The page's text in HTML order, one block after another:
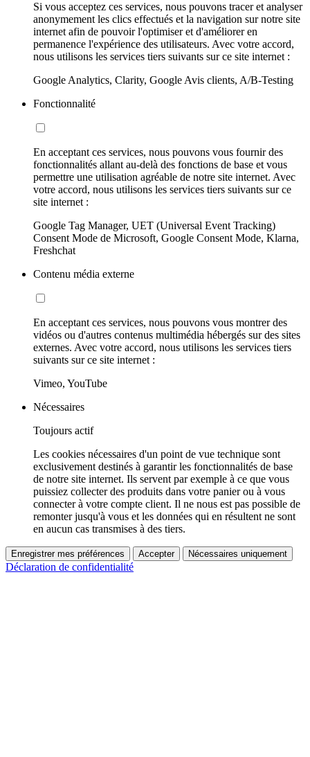
Si vous acceptez ces services, nous pouvons tracer et analyser
anonymement les clics effectués et la navigation sur notre site
internet afin de pouvoir l'optimiser et d'améliorer en
permanence l'expérience des utilisateurs. Avec votre accord,
nous utilisons les services tiers suivants sur ce site internet :
Google Analytics, Clarity, Google Avis clients, A/B-Testing
Fonctionnalité
En acceptant ces services, nous pouvons vous fournir des
fonctionnalités allant au-delà des fonctions de base et vous
permettre une utilisation agréable de notre site internet. Avec
votre accord, nous utilisons les services tiers suivants sur ce
site internet :
Google Tag Manager, UET (Universal Event Tracking)
Consent Mode de Microsoft, Google Consent Mode, Klarna,
Freshchat
Contenu média externe
En acceptant ces services, nous pouvons vous montrer des
vidéos ou d'autres contenus multimédia hébergés sur des sites
externes. Avec votre accord, nous utilisons les services tiers
suivants sur ce site internet :
Vimeo, YouTube
Nécessaires
Toujours actif
Les cookies nécessaires d'un point de vue technique sont
exclusivement destinés à garantir les fonctionnalités de base
de notre site internet. Ils servent par exemple à ce que vous
puissiez collecter des produits dans votre panier ou à vous
connecter à votre compte client. Il ne nous est pas possible de
remonter jusqu'à vous et les données qui en résultent ne sont
en aucun cas transmises à des tiers.
Enregistrer mes préférences Accepter Nécessaires uniquement
Déclaration de confidentialité